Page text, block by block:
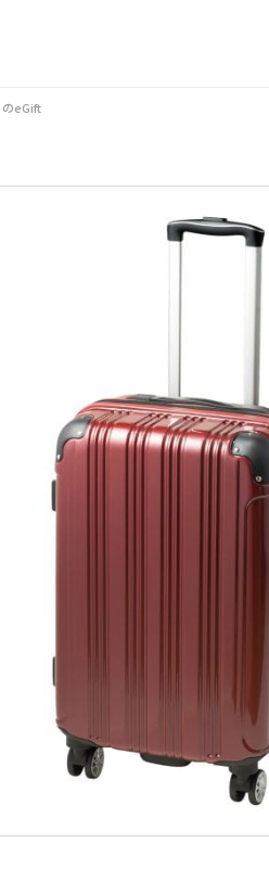
のeGift